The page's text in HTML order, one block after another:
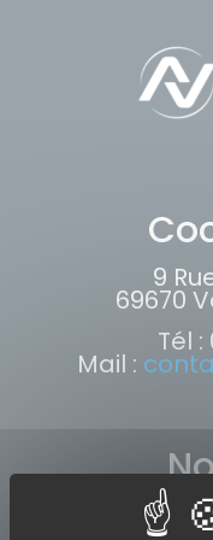
9
69670
Tél
Mail :